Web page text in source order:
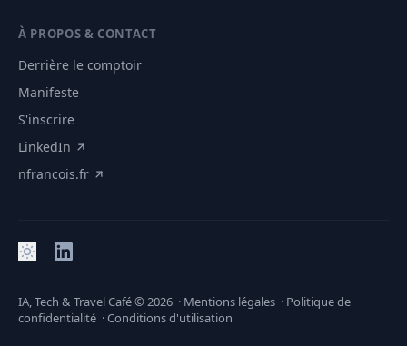
À PROPOS & CONTACT
Derrière le comptoir
Manifeste
S'inscrire
LinkedIn
nfrancois.fr
IA, Tech & Travel Café© 2026 · Mentions légales · Politique de
confidentialité ·Conditions d'utilisation